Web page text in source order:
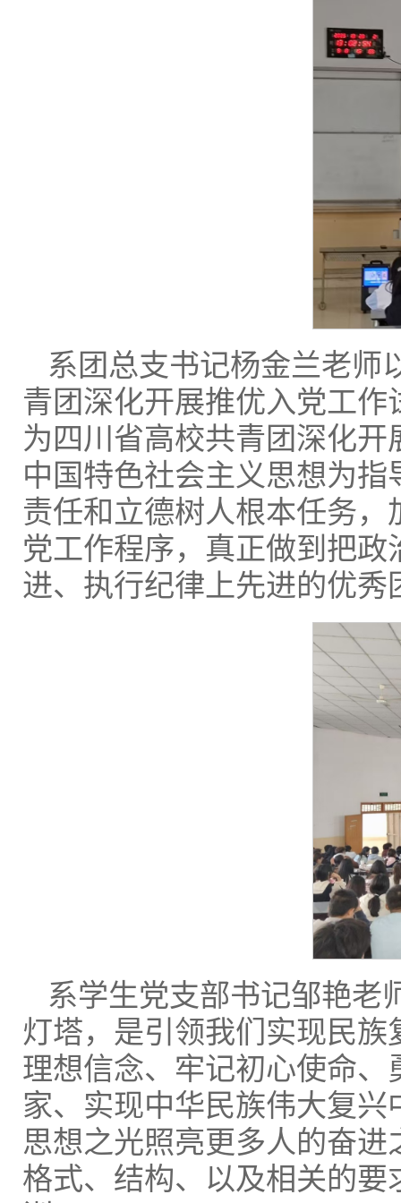
系团总支书记杨金兰老师
青团深化开展推优入党工
为四川省高校共青团深化
中国特色社会主义思想为
责任和立德树人根本任务
党工作程序，真正做到把
进、执行纪律上先进的优
系学生党支部书记邹艳老
灯塔，是引领我们实现民
理想信念、牢记初心使命
家、实现中华民族伟大复
思想之光照亮更多人的奋
格式、结构、以及相关的